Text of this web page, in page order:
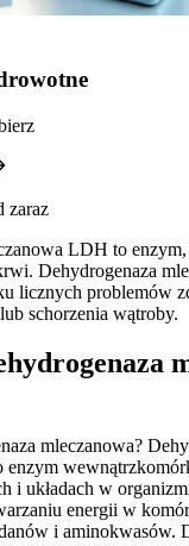
zaraz
LDH to
Dehydrogenaza
licznych problemów
schorzenia wątroby.
mleczanowa?
enzym
i układach w
energii w
i aminokwasów.